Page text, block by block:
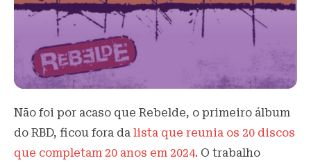
Não foi por acaso que Rebelde, o primeiro álbum
do RBD, ficou fora da lista que reunia os 20 discos
que completam 20 anos em 2024. O trabalho